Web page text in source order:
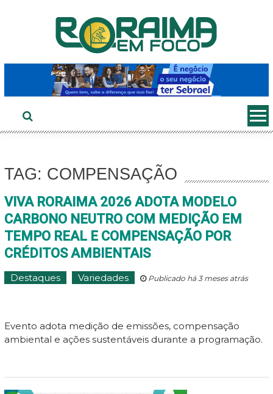
TAG: COMPENSAÇÃO
VIVA RORAIMA 2026 ADOTA MODELO
CARBONO NEUTRO COM MEDIÇÃO EM
TEMPO REAL E COMPENSAÇÃO POR
CRÉDITOS AMBIENTAIS
Destaques Variedades Publicado há 3 meses atrás
Evento adota medição de emissões, compensação
ambiental e ações sustentáveis durante a programação.